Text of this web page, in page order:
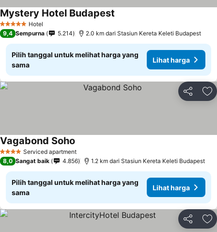
5 Bintang Hotel
Mystery Hotel Budapest
9,4 Sempurna 5.214 2.0 km dari Stasiun Kereta Keleti Budapest
Pilih tanggal untuk melihat harga yang
sama
Lihat harga
Bagikan
4 BintangServiced apartment
Vagabond Soho
8,0 Sangat baik 4.856 1.2 km dari Stasiun Kereta Keleti Budapest
Pilih tanggal untuk melihat harga yang
sama
Lihat harga
Bagikan